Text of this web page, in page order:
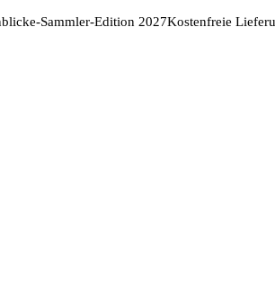
Sammler-Edition 2027Kostenfreie